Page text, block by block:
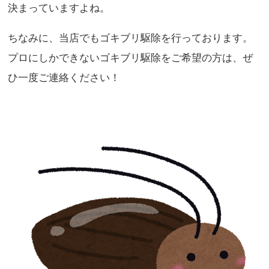
決まっていますよね。
ちなみに、当店でもゴキブリ駆除を行っております。
プロにしかできないゴキブリ駆除をご希望の方は、ぜ
ひ一度ご連絡ください！